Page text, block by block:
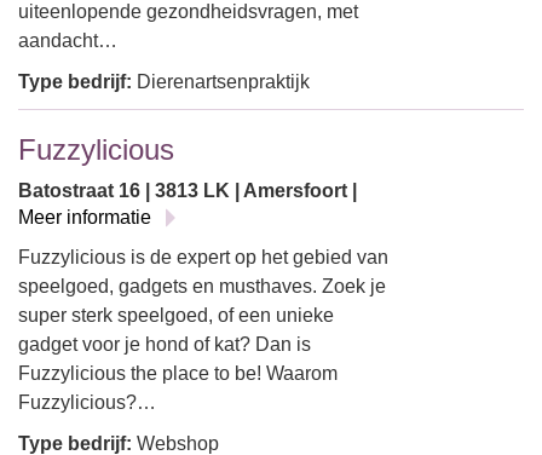
uiteenlopende gezondheidsvragen, met
aandacht…
Type bedrijf: Dierenartsenpraktijk
Fuzzylicious
Batostraat 16 | 3813 LK | Amersfoort |
Meer informatie
Fuzzylicious is de expert op het gebied van
speelgoed, gadgets en musthaves. Zoek je
super sterk speelgoed, of een unieke
gadget voor je hond of kat? Dan is
Fuzzylicious the place to be! Waarom
Fuzzylicious?…
Type bedrijf: Webshop